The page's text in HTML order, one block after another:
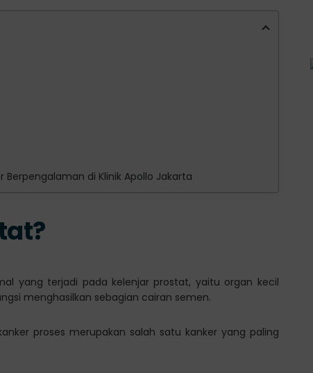
di Klinik Apollo Jakarta
yang terjadi pada kelenjar prostat, yaitu organ kecil
menghasilkan sebagian cairan semen.
proses merupakan salah satu kanker yang paling